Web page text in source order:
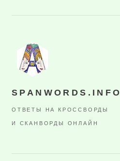
SPANWORDS.INFO
ОТВЕТЫ НА КРОССВОРДЫ
И СКАНВОРДЫ ОНЛАЙН